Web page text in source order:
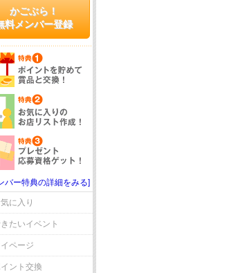
かごぶら！
料メンバー登録
バー特典の詳細をみる]
に入り
たいイベント
ページ
ント交換